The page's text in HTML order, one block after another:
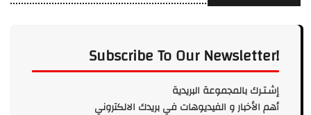
Subscribe To Our Newsletter!
إشـتـرك بالمجموعة البريدية
أهم الأخبار و الفيديوهات في بريدك الالكتروني